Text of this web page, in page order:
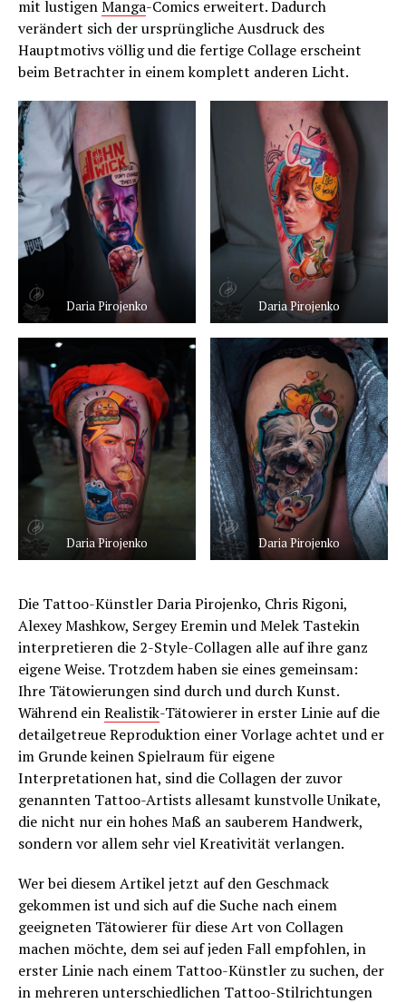
mit lustigenManga-Comics erweitert. Dadurch
verändert sich der ursprüngliche Ausdruck des
Hauptmotivs völlig und die fertige Collage erscheint
beim Betrachter in einem komplett anderen Licht.
Daria Pirojenko Daria Pirojenko
Daria Pirojenko Daria Pirojenko
Die Tattoo-Künstler Daria Pirojenko, Chris Rigoni,
Alexey Mashkow, Sergey Eremin und Melek Tastekin
interpretieren die 2-Style-Collagen alle auf ihre ganz
eigene Weise. Trotzdem haben sie eines gemeinsam:
Ihre Tätowierungen sind durch und durch Kunst.
Während einRealistik-Tätowierer in erster Linie auf die
detailgetreue Reproduktion einer Vorlage achtet und er
im Grunde keinen Spielraum für eigene
Interpretationen hat, sind die Collagen der zuvor
genannten Tattoo-Artists allesamt kunstvolle Unikate,
die nicht nur ein hohes Maß an sauberem Handwerk,
sondern vor allem sehr viel Kreativität verlangen.
Wer bei diesem Artikel jetzt auf den Geschmack
gekommen ist und sich auf die Suche nach einem
geeigneten Tätowierer für diese Art von Collagen
machen möchte, dem sei auf jeden Fall empfohlen, in
erster Linie nach einem Tattoo-Künstler zu suchen, der
in mehreren unterschiedlichen Tattoo-Stilrichtungen